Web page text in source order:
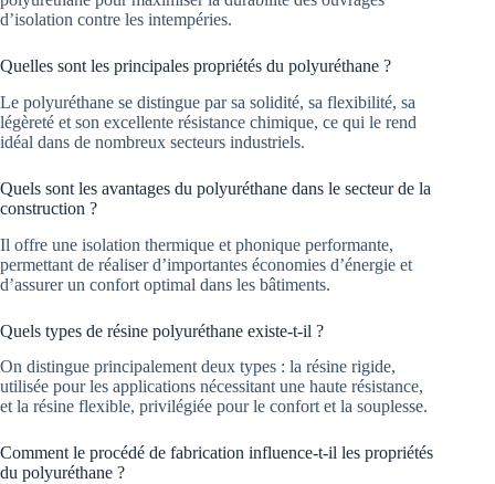
d’isolation contre les intempéries.
Quelles sont les principales propriétés du polyuréthane ?
Le polyuréthane se distingue par sa solidité, sa flexibilité, sa
légèreté et son excellente résistance chimique, ce qui le rend
idéal dans de nombreux secteurs industriels.
Quels sont les avantages du polyuréthane dans le secteur de la
construction ?
Il offre une isolation thermique et phonique performante,
permettant de réaliser d’importantes économies d’énergie et
d’assurer un confort optimal dans les bâtiments.
Quels types de résine polyuréthane existe-t-il ?
On distingue principalement deux types : la résine rigide,
utilisée pour les applications nécessitant une haute résistance,
et la résine flexible, privilégiée pour le confort et la souplesse.
Comment le procédé de fabrication influence-t-il les propriétés
du polyuréthane ?